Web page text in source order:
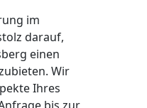
im
darauf,
einen
Wir
Ihres